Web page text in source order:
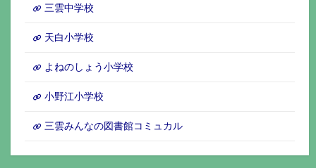
三雲中学校
天白小学校
よねのしょう小学校
小野江小学校
三雲みんなの図書館コミュカル